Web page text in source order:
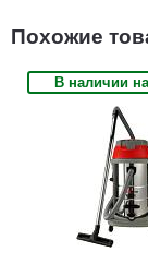
Похожие
В наличии